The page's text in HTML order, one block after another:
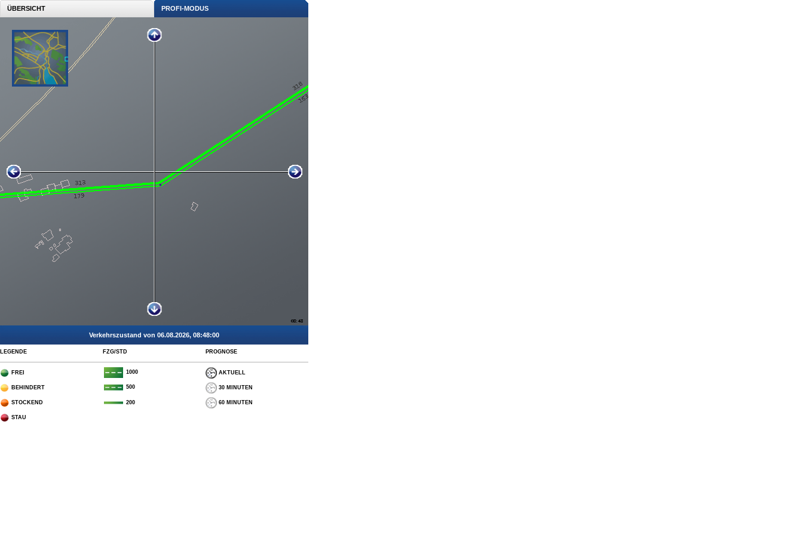
ÜBERSICHT PROFI-MODUS
Verkehrszustand von 06.08.2026, 08:48:00
LEGENDE FZG/STD PROGNOSE
FREI 1000 AKTUELL
BEHINDERT 500 30 MINUTEN
STOCKEND 200 60 MINUTEN
STAU